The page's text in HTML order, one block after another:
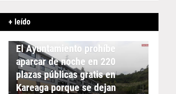
+ leído
APARCAMIENTO
El Ayuntamiento prohíbe
aparcar de noche en 220
plazas públicas gratis en
Kareaga porque se dejan